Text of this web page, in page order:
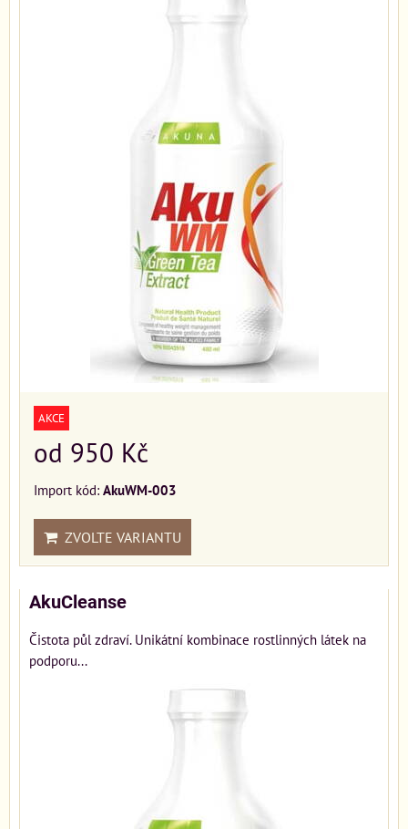
AKCE
od 950 Kč
Import kód: AkuWM-003
ZVOLTE VARIANTU
AkuCleanse
Čistota půl zdraví. Unikátní kombinace rostlinných látek na
podporu...